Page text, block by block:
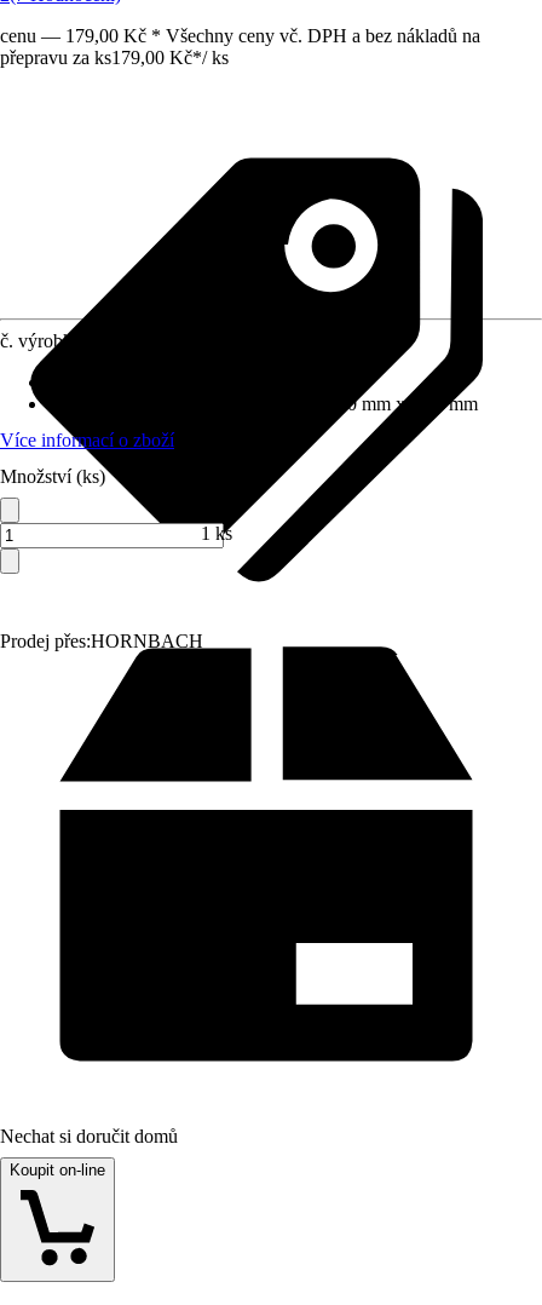
cenu — 179,00 Kč * Všechny ceny vč. DPH a bez nákladů na
přepravu za ks179,00 Kč*/ ks
Prodej přes:HORNBACH
č. výrobku
80.0 mm x 80.0 mm
Více informací o zboží
Množství (ks)
1 ks
Nechat si doručit domů
Koupit on-line